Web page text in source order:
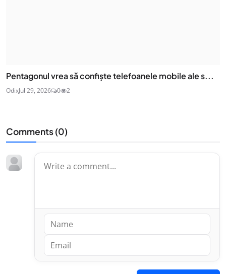
Pentagonul vrea să confiște telefoanele mobile ale s...
OdixJul 29, 2026 0 2
Comments (0)